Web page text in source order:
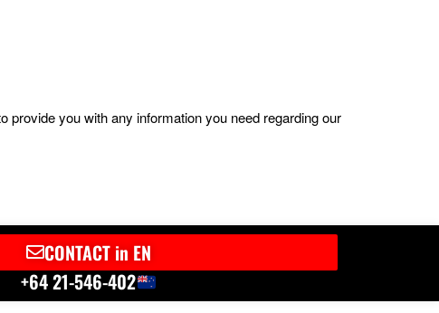
provide you with any information you need regarding our
CONTACT in EN
+64 21-546-402